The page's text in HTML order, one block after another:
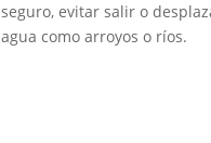
seguro, evitar salir o
agua como arroyos o ríos.